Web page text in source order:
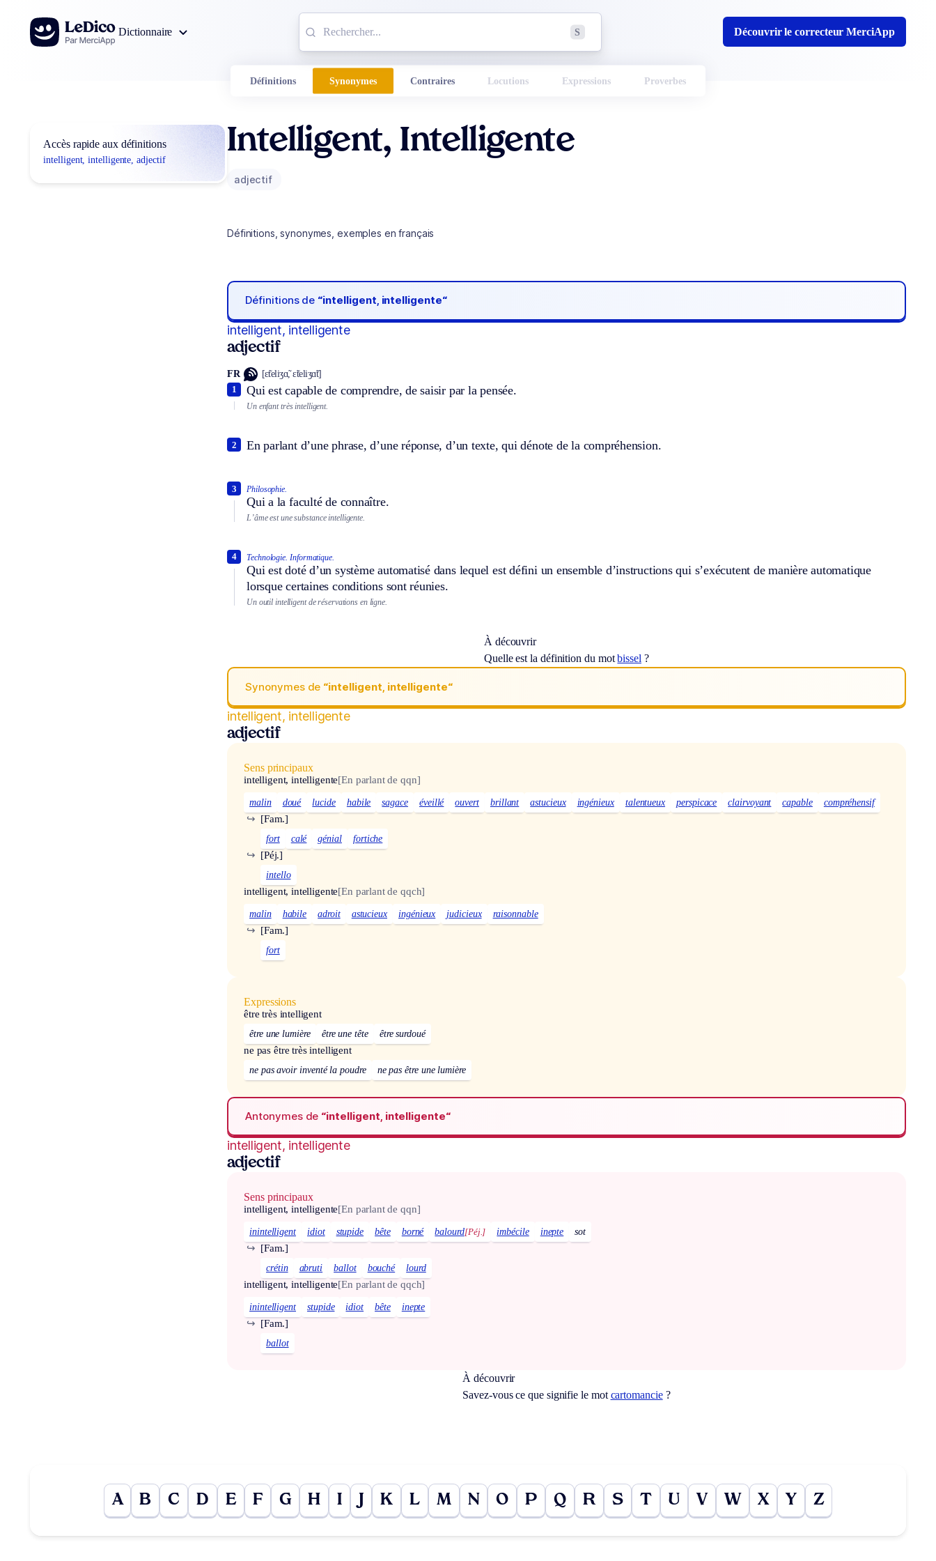
Aller au contenu
Dictionnaire
S Découvrir le correcteur MerciApp
Définitions Synonymes Contraires Locutions Expressions Proverbes
Accès rapide aux définitions
intelligent, intelligente, adjectif
Intelligent, Intelligente
adjectif
Définitions, synonymes, exemples en français
Définitions de “intelligent, intelligente“
intelligent, intelligente
adjectif
FR [ɛ̃teliʒɑ̃, ɛ̃teliʒɑ̃t]
Qui est capable de comprendre, de saisir par la pensée.
1
Un enfant très intelligent.
En parlant d’une phrase, d’une réponse, d’un texte, qui dénote de la compréhension.
2
Philosophie.
Qui a la faculté de connaître.
3
L’âme est une substance intelligente.
Technologie. Informatique.
Qui est doté d’un système automatisé dans lequel est défini un ensemble d’instructions qui s’exécutent de manière automatique
lorsque certaines conditions sont réunies.
4
Un outil intelligent de réservations en ligne.
À découvrir
Quelle est la définition du motbissel ?
Synonymes de “intelligent, intelligente“
intelligent, intelligente
adjectif
Sens principaux
intelligent, intelligente[En parlant de qqn]
malin doué lucide habile sagace éveillé ouvert brillant astucieux ingénieux talentueux perspicace clairvoyant capable compréhensif
[Fam.]
↪
fort calé génial fortiche
[Péj.]
↪
intello
intelligent, intelligente[En parlant de qqch]
malin habile adroit astucieux ingénieux judicieux raisonnable
[Fam.]
↪
fort
Expressions
être très intelligent
être une lumière être une tête être surdoué
ne pas être très intelligent
ne pas avoir inventé la poudre ne pas être une lumière
Antonymes de “intelligent, intelligente“
intelligent, intelligente
adjectif
Sens principaux
intelligent, intelligente[En parlant de qqn]
inintelligent idiot stupide bête borné balourd[Péj.] imbécile inepte sot
[Fam.]
↪
crétin abruti ballot bouché lourd
intelligent, intelligente[En parlant de qqch]
inintelligent stupide idiot bête inepte
[Fam.]
↪
ballot
À découvrir
Savez-vous ce que signifie le mot cartomancie?
A B C D E F G H I J K L M N O P Q R S T U V W X Y Z